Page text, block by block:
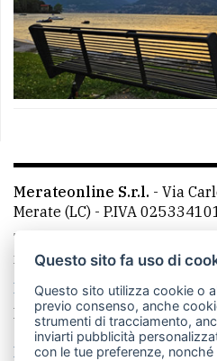
Merateonline S.r.l. - Via
Merate (LC) - P.IVA
Telefono:
mail:
La redazione
MerateOnline
Made by VIP
Privacy policy Cookie
Questo sito fa uso di
Questo sito utilizza cookie o
previo consenso, anche
strumenti di tracciamento,
inviarti pubblicità
con le tue preferenze,